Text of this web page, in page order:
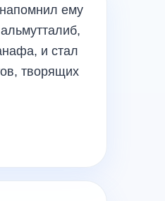
ему
и стал
творящих